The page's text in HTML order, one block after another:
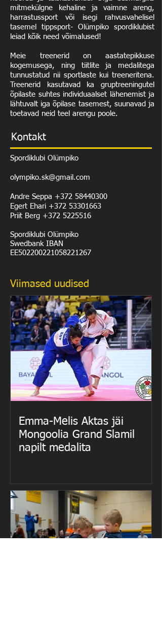
mitmekülgne kehaline ja vaimne areng,
harrastussport või isegi rahvusvahelisel
tasemel tippsport- Olümpiko spordiklubist
leiad kõik need võimalused!
Meie treenerid on aastatepikkuse
kogemusega, ning tiitlite ja medalitega
tunnustatud nii sportlaste kui treeneritena.
Treenerid kasutavad ka gruptreeningutel
õpilaste suhtes individuaalset lähenemist ja
lähtuvalt iga õpilase tasemest, suunavad ja
toetavad neid teel arengu poole.
Kontakt
Spordiklubi Olümpiko
olympiko.sk@gmail.com
Andre Seppa +372 58440300
Egert Ehari +372 53301663
Priit Berg +372 5225516
Spordiklubi Olümpiko
Swedbank IBAN
EE502200221058221267
Viimased uudised
Emma-Melis Aktas jäi
Mongoolia Grand Slamil
napilt medalita